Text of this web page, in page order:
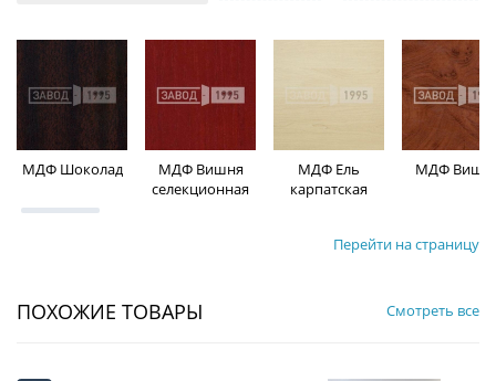
МДФ Шоколад
МДФ Вишня
селекционная
МДФ Ель
карпатская
МДФ
Перейти на страницу
ПОХОЖИЕ ТОВАРЫ Смотреть все